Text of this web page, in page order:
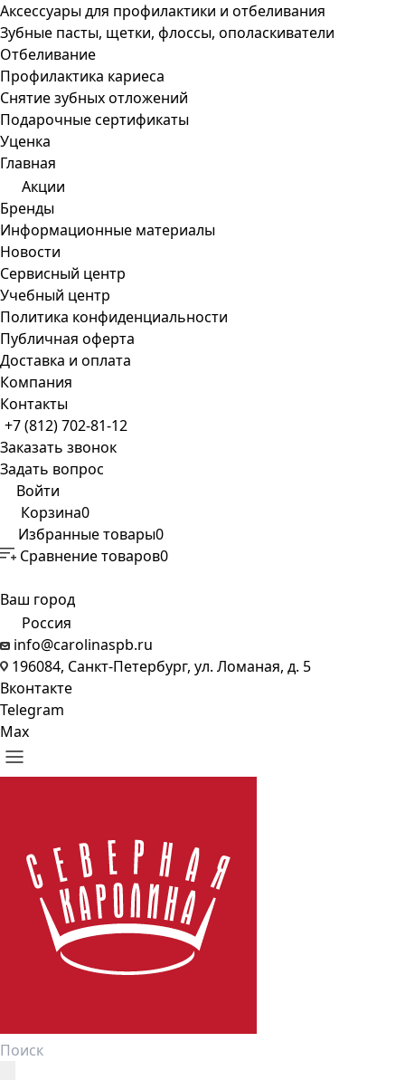
Аксессуары для профилактики и отбеливания
Зубные пасты, щетки, флоссы, ополаскиватели
Отбеливание
Профилактика кариеса
Снятие зубных отложений
Подарочные сертификаты
Уценка
Главная
Акции
Бренды
Информационные материалы
Новости
Сервисный центр
Учебный центр
Политика конфиденциальности
Публичная оферта
Доставка и оплата
Компания
Контакты
+7 (812) 702-81-12
Заказать звонок
Задать вопрос
Войти
Корзина0
Избранные товары0
Сравнение товаров0
Ваш город
Россия
info@carolinaspb.ru
196084, Санкт-Петербург, ул. Ломаная, д. 5
Вконтакте
Telegram
Max